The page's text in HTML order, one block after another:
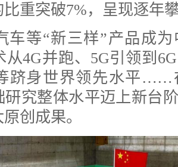
重突破7%，呈现逐年
等“新三样”产品成为
从4G并跑、5G引领到
跻身世界领先水平……
研究整体水平迈上新台
创成果。